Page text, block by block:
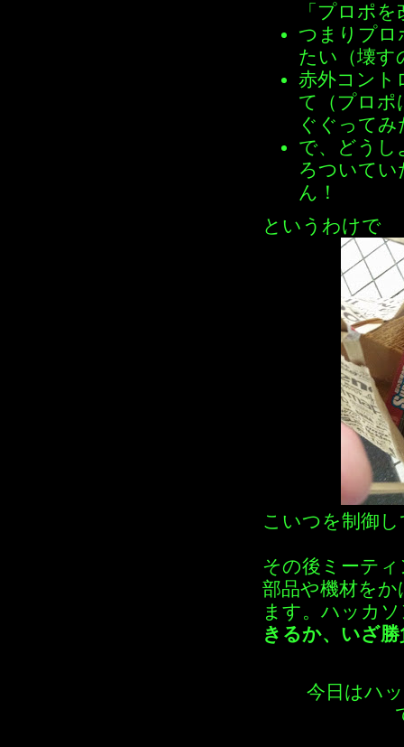
「プロポ
つまりプロ
たい（壊す
赤外コント
て（プロポ
ぐぐってみ
で、どうし
ろついてい
ん！
というわけで
こいつを制御
その後ミーテ
部品や機材を
ます。ハッカ
きるか、いざ
今日はハ